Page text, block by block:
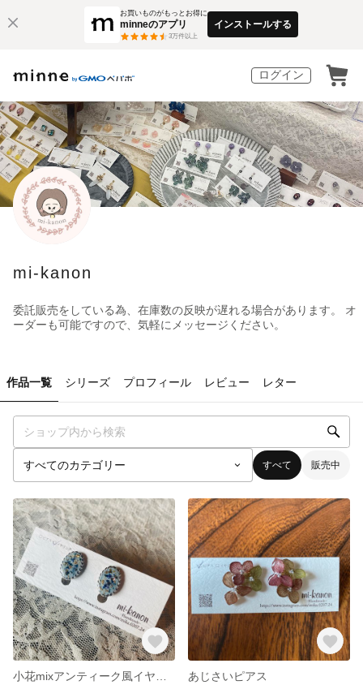
お買いものがもっとお得に
minneのアプリ
3万件以上
インストールする
ログイン
mi-kanon
委託販売をしている為、在庫数の反映が遅れる場合があります。 オ
ーダーも可能ですので、気軽にメッセージください。
作品一覧 シリーズ プロフィール レビュー レター
すべて 販売中
あじさいピアス